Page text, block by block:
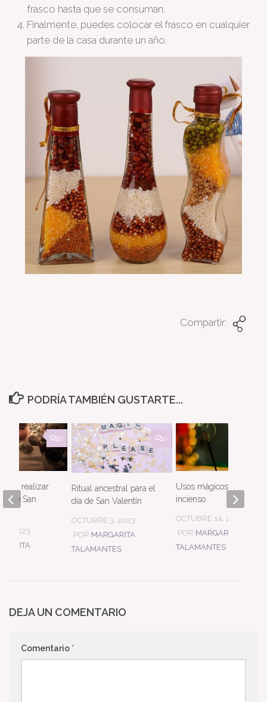
frasco hasta que se consuman.
Finalmente, puedes colocar el frasco en cualquier
parte de la casa durante un año.
Compartir:
PODRÍA TAMBIÉN GUSTARTE...
0
Ritual ancestral para el
día de San Valentín
OCTUBRE 3, 2023
POR MARGARITA
TALAMANTES
Usos mágicos del
incienso
OCTUBRE 14, 2023
POR MARGARITA
TALAMANTES
0
para realizar
de San
3, 2023
DEJA UN COMENTARIO
Comentario *